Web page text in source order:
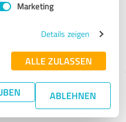
Marketing
Details zeigen
ALLE ZULASSEN
ABLEHNEN
finden - mit